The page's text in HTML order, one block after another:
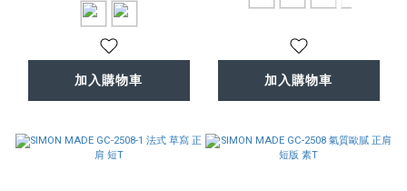
加入購物車 加入購物車